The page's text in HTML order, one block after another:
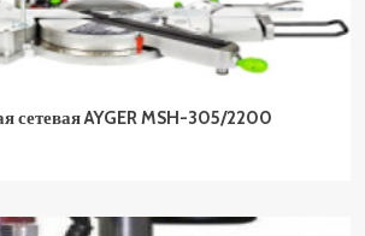
сетевая AYGER MSH-305/2200